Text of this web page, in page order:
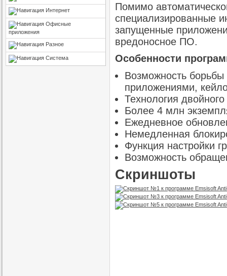
Интернет
Офисные
приложения
Разное
Система
Помимо
специализированные
запущенные
вредоносное ПО.
Особенности
Возможность
приложениями,
Технология
Более 4 млн
Ежедневное
Немедленная
Функция настройки
Возможность
Скриншоты